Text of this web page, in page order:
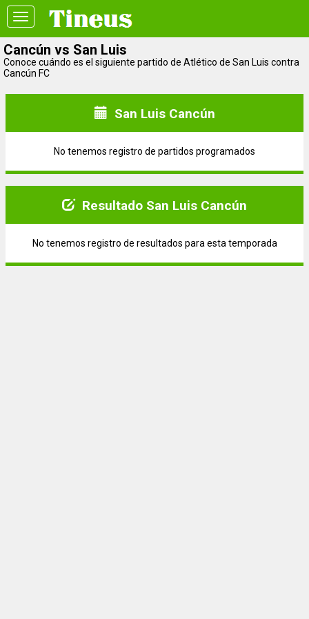
Toggle
navigation
Cancún vs San Luis
Conoce cuándo es el siguiente partido de Atlético de San Luis contra
Cancún FC
San Luis Cancún
No tenemos registro de partidos programados
Resultado San Luis Cancún
No tenemos registro de resultados para esta temporada